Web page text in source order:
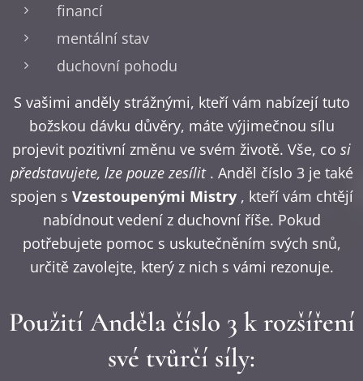
financí
mentální stav
duchovní pohodu
S vašimi anděly strážnými, kteří vám nabízejí tuto
božskou dávku důvěry, máte výjimečnou sílu
projevit pozitivní změnu ve svém životě. Vše, co si
představujete, lze pouze zesílit. Anděl číslo 3 je také
spojen s Vzestoupenými Mistry, kteří vám chtějí
nabídnout vedení z duchovní říše. Pokud
potřebujete pomoc s uskutečněním svých snů,
určitě zavolejte, který z nich s vámi rezonuje.
Použití Anděla číslo 3 k rozšíření
své tvůrčí síly: